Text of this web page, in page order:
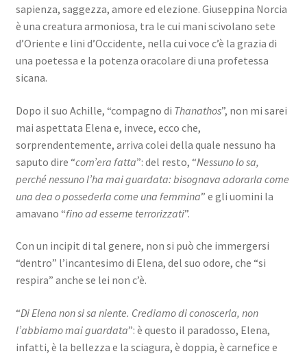
sapienza, saggezza, amore ed elezione. Giuseppina Norcia
è una creatura armoniosa, tra le cui mani scivolano sete
d’Oriente e lini d’Occidente, nella cui voce c’è la grazia di
una poetessa e la potenza oracolare di una profetessa
sicana.
Dopo il suo Achille, “compagno di Thanathos”, non mi sarei
mai aspettata Elena e, invece, ecco che,
sorprendentemente, arriva colei della quale nessuno ha
saputo dire “com’era fatta”: del resto, “Nessuno lo sa,
perché nessuno l’ha mai guardata: bisognava adorarla come
una dea o possederla come una femmina” e gli uomini la
amavano “fino ad esserne terrorizzati”.
Con un incipit di tal genere, non si può che immergersi
“dentro” l’incantesimo di Elena, del suo odore, che “si
respira” anche se lei non c’è.
“Di Elena non si sa niente. Crediamo di conoscerla, non
l’abbiamo mai guardata”: è questo il paradosso, Elena,
infatti, è la bellezza e la sciagura, è doppia, è carnefice e